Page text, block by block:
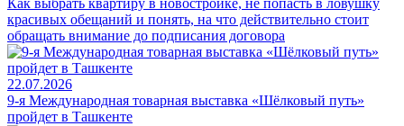
Как выбрать квартиру в новостройке, не попасть в ловушку
красивых обещаний и понять, на что действительно стоит
обращать внимание до подписания договора
22.07.2026
9-я Международная товарная выставка «Шёлковый путь»
пройдет в Ташкенте